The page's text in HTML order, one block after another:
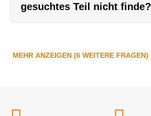
gesuchtes Teil nicht finde?
MEHR ANZEIGEN (6 WEITERE FRAGEN)